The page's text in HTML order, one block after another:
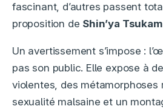
fascinant, d’autres passent
proposition de Shin’ya
Un avertissement s’impose :
pas son public. Elle expose à
violentes, des métamorphoses
sexualité malsaine et un